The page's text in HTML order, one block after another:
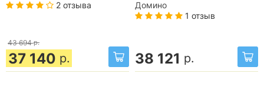
2 отзыва
43 694 р.
37 140 р.
Домино
1 отзыв
38 121 р.